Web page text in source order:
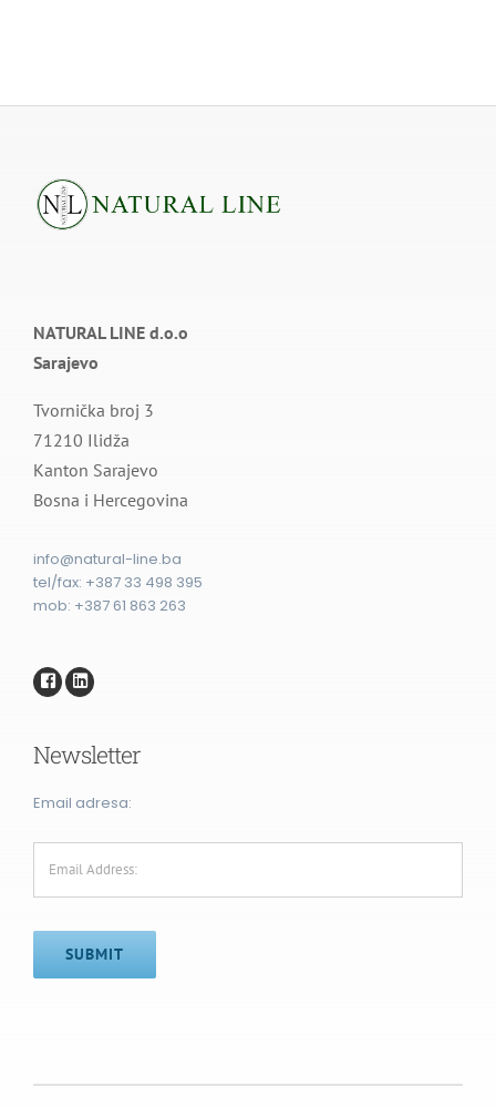
NATURAL LINE d.o.o
Sarajevo
Tvornička broj 3
71210 Ilidža
Kanton Sarajevo
Bosna i Hercegovina
info@natural-line.ba
tel/fax: ⁨+387 33 498 395⁩
mob: +387 61 863 263
Newsletter
Email adresa:
SUBMIT